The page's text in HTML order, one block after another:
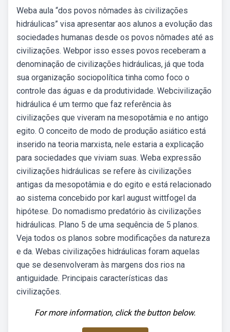
Weba aula “dos povos nômades às civilizações
hidráulicas” visa apresentar aos alunos a evolução das
sociedades humanas desde os povos nômades até as
civilizações. Webpor isso esses povos receberam a
denominação de civilizações hidráulicas, já que toda
sua organização sociopolítica tinha como foco o
controle das águas e da produtividade. Webcivilização
hidráulica é um termo que faz referência às
civilizações que viveram na mesopotâmia e no antigo
egito. O conceito de modo de produção asiático está
inserido na teoria marxista, nele estaria a explicação
para sociedades que viviam suas. Weba expressão
civilizações hidráulicas se refere às civilizações
antigas da mesopotâmia e do egito e está relacionado
ao sistema concebido por karl august wittfogel da
hipótese. Do nomadismo predatório às civilizações
hidráulicas. Plano 5 de uma sequência de 5 planos.
Veja todos os planos sobre modificações da natureza
e da. Webas civilizações hidráulicas foram aquelas
que se desenvolveram às margens dos rios na
antiguidade. Principais características das
civilizações.
For more information, click the button below.